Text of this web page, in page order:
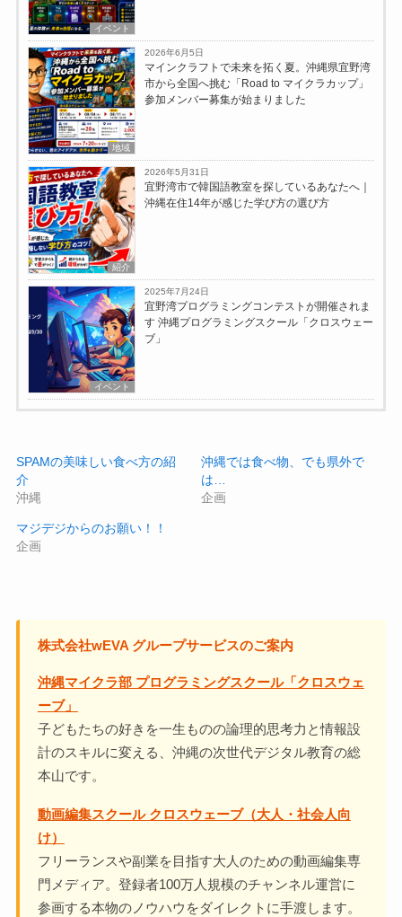
イベント
地域
2026年6月5日
マインクラフトで未来を拓く夏。沖縄県宜野湾
市から全国へ挑む「Road to マイクラカップ」
参加メンバー募集が始まりました
紹介
2026年5月31日
宜野湾市で韓国語教室を探しているあなたへ｜
沖縄在住14年が感じた学び方の選び方
イベント
2025年7月24日
宜野湾プログラミングコンテストが開催されま
す 沖縄プログラミングスクール「クロスウェー
ブ」
SPAMの美味しい食べ方の紹
介
沖縄
沖縄では食べ物、でも県外で
は…
企画
マジデジからのお願い！！
企画
株式会社wEVA グループサービスのご案内
沖縄マイクラ部 プログラミングスクール「クロスウェ
ーブ」
子どもたちの好きを一生ものの論理的思考力と情報設
計のスキルに変える、沖縄の次世代デジタル教育の総
本山です。
動画編集スクール クロスウェーブ（大人・社会人向
け）
フリーランスや副業を目指す大人のための動画編集専
門メディア。登録者100万人規模のチャンネル運営に
参画する本物のノウハウをダイレクトに手渡します。